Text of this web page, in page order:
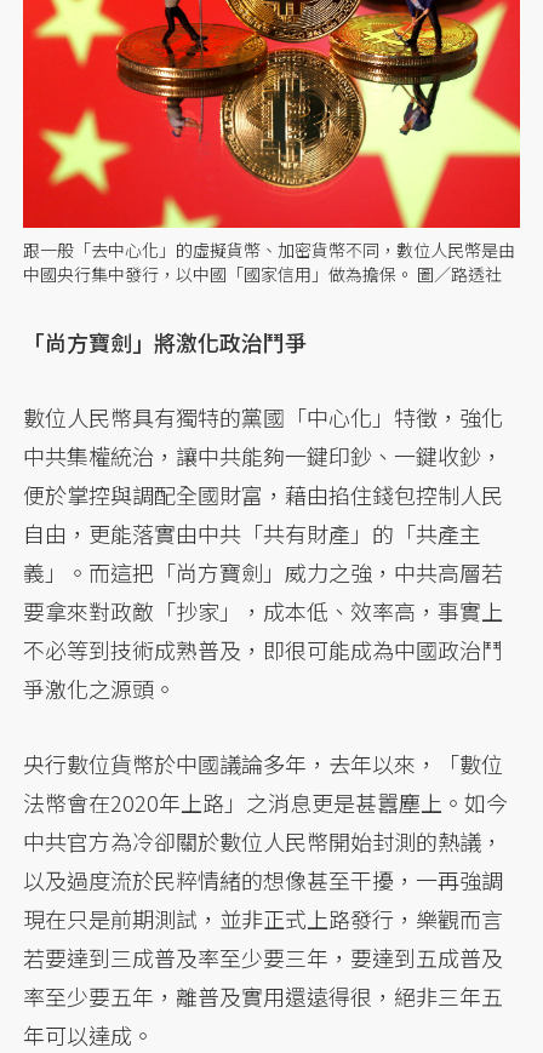
跟一般「去中心化」的虛擬貨幣、加密貨幣不同，數位人民幣是由
中國央行集中發行，以中國「國家信用」做為擔保。 圖／路透社
「尚方寶劍」將激化政治鬥爭
數位人民幣具有獨特的黨國「中心化」特徵，強化
中共集權統治，讓中共能夠一鍵印鈔、一鍵收鈔，
便於掌控與調配全國財富，藉由掐住錢包控制人民
自由，更能落實由中共「共有財產」的「共產主
義」。而這把「尚方寶劍」威力之強，中共高層若
要拿來對政敵「抄家」，成本低、效率高，事實上
不必等到技術成熟普及，即很可能成為中國政治鬥
爭激化之源頭。
央行數位貨幣於中國議論多年，去年以來，「數位
法幣會在2020年上路」之消息更是甚囂塵上。如今
中共官方為冷卻關於數位人民幣開始封測的熱議，
以及過度流於民粹情緒的想像甚至干擾，一再強調
現在只是前期測試，並非正式上路發行，樂觀而言
若要達到三成普及率至少要三年，要達到五成普及
率至少要五年，離普及實用還遠得很，絕非三年五
年可以達成。